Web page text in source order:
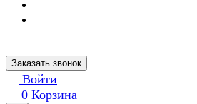
Заказать звонок
Войти
0 Корзина